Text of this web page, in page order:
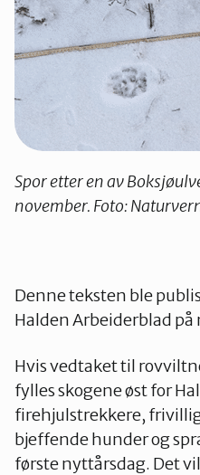
Spor etter en av
november. Foto:
Denne teksten ble
Halden Arbeiderblad
Hvis vedtaket til
fylles skogene øst for
firehjulstrekkere,
bjeffende hunder og
første nyttårsdag. Det